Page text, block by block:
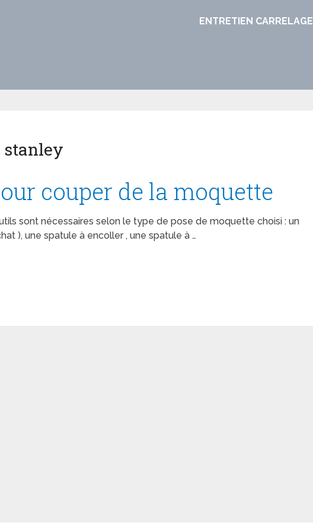
ENTRETIEN CARRELAGE
stanley
couper de la moquette
sont nécessaires selon le type de pose de moquette choisi : un
), une spatule à encoller , une spatule à …